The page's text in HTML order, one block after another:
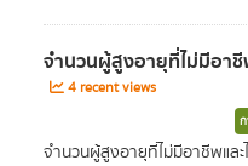
จำนวนผู้สูงอายุที่ไม่มีอาชี
4 recent views
จำนวนผู้สูงอายุที่ไม่มีอาชีพแล